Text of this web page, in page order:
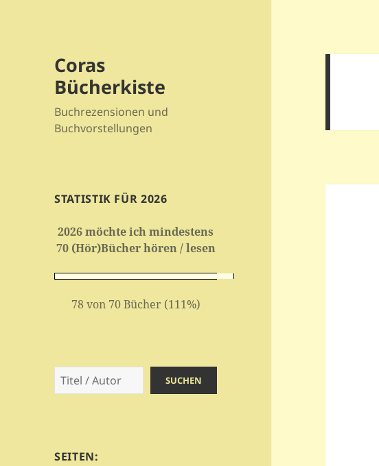
Coras
Bücherkiste
Buchrezensionen und
Buchvorstellungen
STATISTIK FÜR 2026
2026 möchte ich mindestens
70 (Hör)Bücher hören / lesen
78 von 70 Bücher (111%)
Suchen SUCHEN
SEITEN: